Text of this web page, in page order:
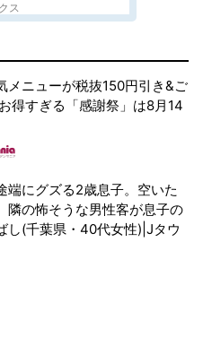
ス
メニューが税抜150円引き&ご
得すぎる「感謝祭」は8月14
端にグズる2歳息子。空いた
隣の怖そうな男性客が息子の
し(千葉県・40代女性)|Jタウ